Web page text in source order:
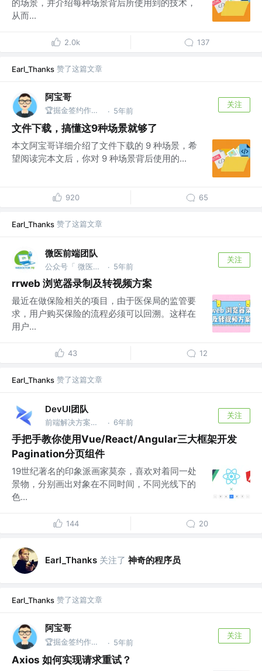
的场景，并介绍每种场景背后所使用到的技术，
从而...
2.0k 137
Earl_Thanks 赞了这篇文章
阿宝哥
🏆掘金签约作者 | 公众号@全栈修仙之路 · 5年前
关注
文件下载，搞懂这9种场景就够了
本文阿宝哥详细介绍了文件下载的 9 种场景，希
望阅读完本文后，你对 9 种场景背后使用的...
920 65
Earl_Thanks 赞了这篇文章
微医前端团队
公众号「 微医大前端技术 」 · 5年前
关注
rrweb 浏览器录制及转视频方案
最近在做保险相关的项目，由于医保局的监管要
求，用户购买保险的流程必须可以回溯。这样在
用户...
43 12
Earl_Thanks 赞了这篇文章
DevUI团队
前端解决方案集 @华为 · 6年前
关注
手把手教你使用Vue/React/Angular三大框架开发
Pagination分页组件
19世纪著名的印象派画家莫奈，喜欢对着同一处
景物，分别画出对象在不同时间，不同光线下的
色...
144 20
Earl_Thanks 关注了 神奇的程序员
Earl_Thanks 赞了这篇文章
阿宝哥
🏆掘金签约作者 | 公众号@全栈修仙之路 · 5年前
关注
Axios 如何实现请求重试？